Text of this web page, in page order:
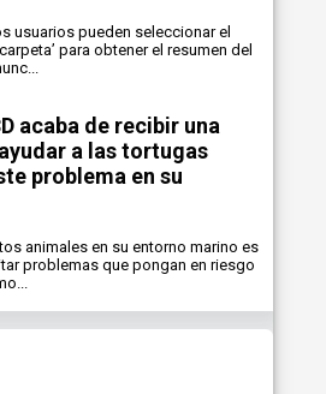
usuarios pueden seleccionar el
para obtener el resumen del
acaba de recibir una
a las tortugas
problema en su
animales en su entorno marino es
problemas que pongan en riesgo